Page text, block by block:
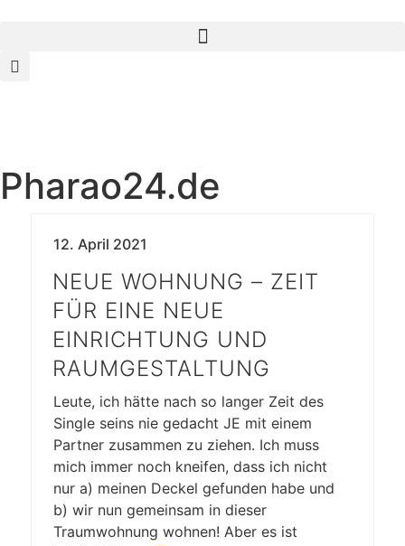
Pharao24.de
12. April 2021
NEUE WOHNUNG – ZEIT
FÜR EINE NEUE
EINRICHTUNG UND
RAUMGESTALTUNG
Leute, ich hätte nach so langer Zeit des
Single seins nie gedacht JE mit einem
Partner zusammen zu ziehen. Ich muss
mich immer noch kneifen, dass ich nicht
nur a) meinen Deckel gefunden habe und
b) wir nun gemeinsam in dieser
Traumwohnung wohnen! Aber es ist